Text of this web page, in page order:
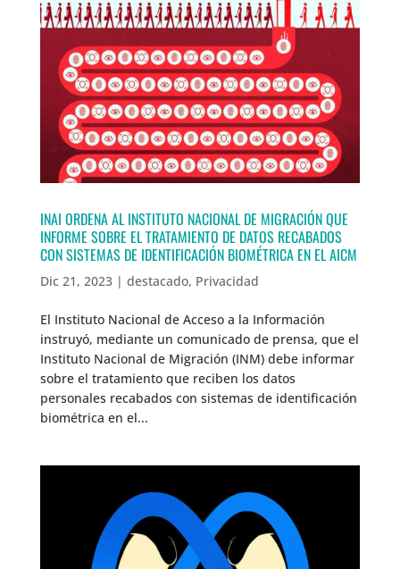
INAI ORDENA AL INSTITUTO NACIONAL DE MIGRACIÓN QUE
INFORME SOBRE EL TRATAMIENTO DE DATOS RECABADOS
CON SISTEMAS DE IDENTIFICACIÓN BIOMÉTRICA EN EL AICM
Dic 21, 2023| destacado, Privacidad
El Instituto Nacional de Acceso a la Información
instruyó, mediante un comunicado de prensa, que el
Instituto Nacional de Migración (INM) debe informar
sobre el tratamiento que reciben los datos
personales recabados con sistemas de identificación
biométrica en el...